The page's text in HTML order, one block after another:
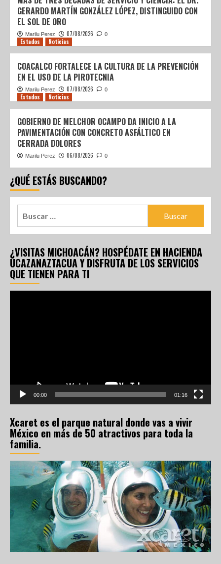
GERARDO MARTÍN GONZÁLEZ LÓPEZ, DISTINGUIDO CON
EL SOL DE ORO
Marilu Perez 07/08/2026 0
Estados Noticias
COACALCO FORTALECE LA CULTURA DE LA PREVENCIÓN
EN EL USO DE LA PIROTECNIA
Marilu Perez 07/08/2026 0
Estados Noticias
GOBIERNO DE MELCHOR OCAMPO DA INICIO A LA
PAVIMENTACIÓN CON CONCRETO ASFÁLTICO EN
CERRADA DOLORES
Marilu Perez 06/08/2026 0
¿QUÉ ESTÁS BUSCANDO?
¿VISITAS MICHOACÁN? HOSPÉDATE EN HACIENDA
UCAZANAZTACUA Y DISFRUTA DE LOS SERVICIOS
QUE TIENEN PARA TI
00:00 01:16
Xcaret es el parque natural donde vas a vivir
México en más de 50 atractivos para toda la
familia.